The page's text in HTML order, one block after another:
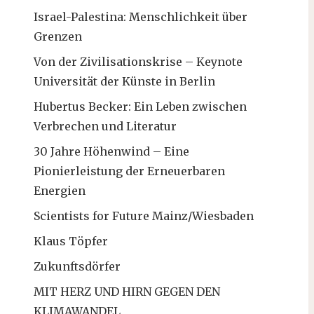
Israel-Palestina: Menschlichkeit über
Grenzen
Von der Zivilisationskrise – Keynote
Universität der Künste in Berlin
Hubertus Becker: Ein Leben zwischen
Verbrechen und Literatur
30 Jahre Höhenwind – Eine
Pionierleistung der Erneuerbaren
Energien
Scientists for Future Mainz/Wiesbaden
Klaus Töpfer
Zukunftsdörfer
MIT HERZ UND HIRN GEGEN DEN